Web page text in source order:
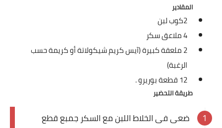
المقادير
2كوب لبن
4 ملاعق سكر
2 ملعقة كبيرة (آيس كريم شيكولاتة أو كريمة حسب
الرغبة)
12 قطعة بوريرو .
طريقة التحضير
ضعى فى الخلاط اللبن مع السكر جمبع قطع